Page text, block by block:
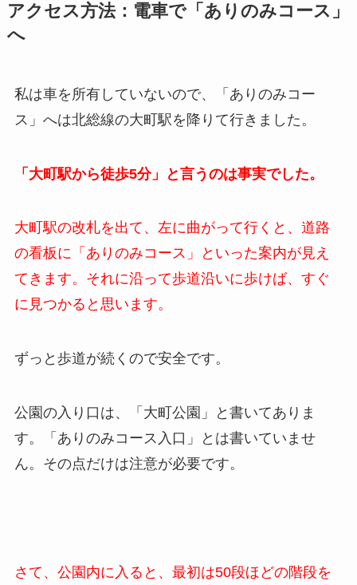
アクセス方法：電車で「ありのみコース」
へ
私は車を所有していないので、「ありのみコー
ス」へは北総線の大町駅を降りて行きました。
「大町駅から徒歩5分」と言うのは事実でした。
大町駅の改札を出て、左に曲がって行くと、道路
の看板に「ありのみコース」といった案内が見え
てきます。それに沿って歩道沿いに歩けば、すぐ
に見つかると思います。
ずっと歩道が続くので安全です。
公園の入り口は、「大町公園」と書いてありま
す。「ありのみコース入口」とは書いていませ
ん。その点だけは注意が必要です。
さて、公園内に入ると、最初は50段ほどの階段を